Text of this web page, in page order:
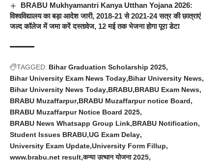
BRABU Mukhyamantri Kanya Utthan Yojana 2026:
विश्वविद्यालय का बड़ा आदेश जारी, 2018-21 से 2021-24 सत्र की छात्राएं
जल्द कॉलेज में जमा करें दस्तावेज, 12 मई तक भेजना होगा पूरा डेटा
TAGGED: Bihar Graduation Scholarship 2025
Bihar University Exam News Today Bihar University News
Bihar University News Today BRABU BRABU Exam News
BRABU Muzaffarpur BRABU Muzaffarpur notice Board
BRABU Muzaffarpur Notice Board 2025
BRABU News Whatsapp Group Link BRABU Notification
Student Issues BRABU UG Exam Delay
University Exam Update University Form Fillup
www.brabu.net result कन्या उत्थान योजना 2025